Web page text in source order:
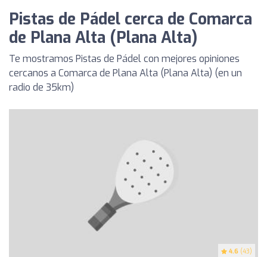
Pistas de Pádel cerca de Comarca
de Plana Alta (Plana Alta)
Te mostramos Pistas de Pádel con mejores opiniones
cercanos a Comarca de Plana Alta (Plana Alta) (en un
radio de 35km)
4.6 (43)